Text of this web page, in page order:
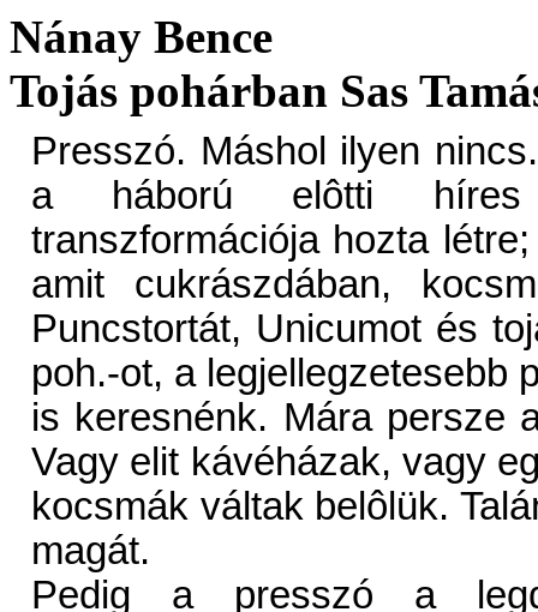
Nánay Bence
Tojás pohárban Sas
Presszó. Máshol ilyen
a háború elôtti híres
transzformációja hozta
amit cukrászdában,
Puncstortát, Unicumot és
poh.-ot, a legjellegzetesebb
is keresnénk. Mára persze
Vagy elit kávéházak, vagy
kocsmák váltak belôlük.
magát.
Pedig a presszó a